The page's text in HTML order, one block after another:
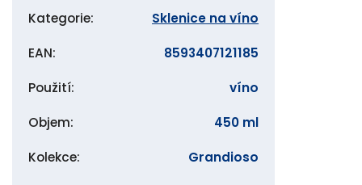
Kategorie: Sklenice na víno
EAN: 8593407121185
Použití: víno
Objem: 450 ml
Kolekce: Grandioso